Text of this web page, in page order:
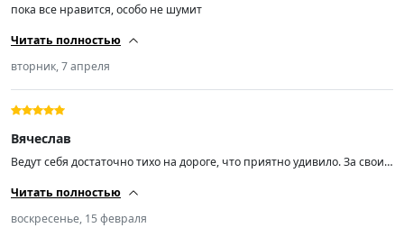
пока все нравится, особо не шумит
Читать полностью
вторник, 7 апреля
Вячеслав
Ведут себя достаточно тихо на дороге, что приятно удивило. За свои
для тех, кто ищет недорогие, но надежные летние шины. Сравнивал
с другими марками в этой ценовой категории — тут всё на уровне,
ничем не хуже. Рекомендую!
Читать полностью
воскресенье, 15 февраля